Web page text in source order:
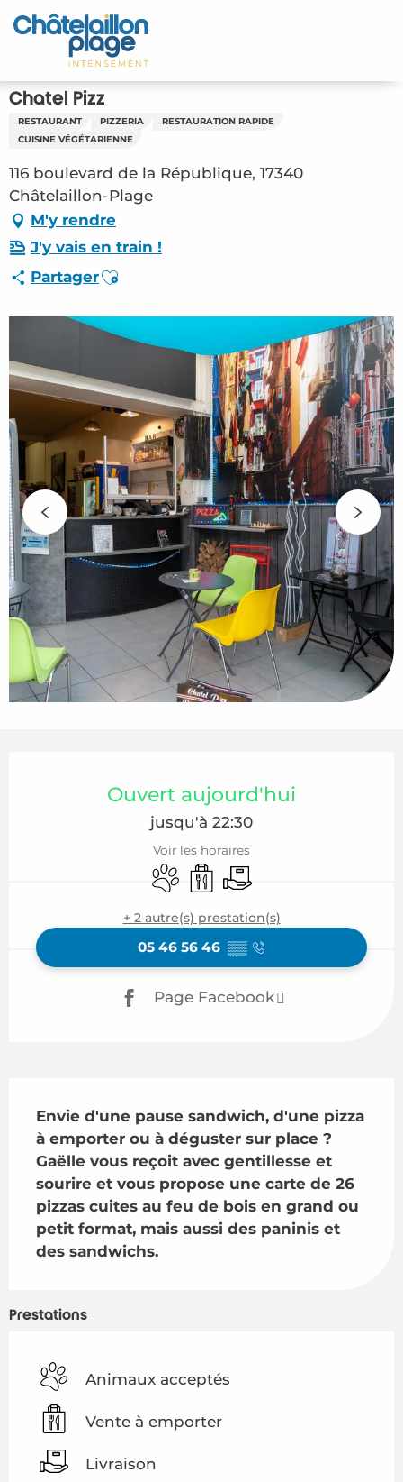
Aller
au
principal
Accueil
Découvrir
Activités
A vivre
Rendez-vous
Chatel Pizz
RESTAURANT PIZZERIA
RESTAURATION RAPIDE
CUISINE VÉGÉTARIENNE
116 boulevard de la République, 17340
Châtelaillon-Plage
M'y rendre
J'y vais en train !
PartagerAjouter aux favoris
Ouvert aujourd'hui
jusqu'à 22:30
Voir les horaires
Animaux acceptés
Vente à emporter
Livraison
+ 2 autre(s) prestation(s)
05 46 56 46 ▒▒
Page Facebook
Envie d'une pause sandwich, d'une pizza
à emporter ou à déguster sur place ?
Gaëlle vous reçoit avec gentillesse et
sourire et vous propose une carte de 26
pizzas cuites au feu de bois en grand ou
petit format, mais aussi des paninis et
des sandwichs.
Prestations
Animaux acceptés
Vente à emporter
Livraison